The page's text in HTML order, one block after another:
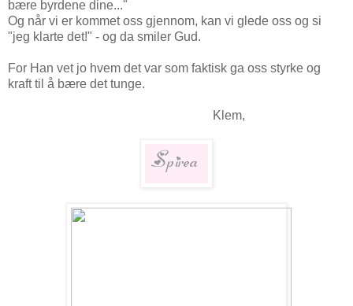
bære byrdene dine..."
Og når vi er kommet oss gjennom, kan vi glede oss og si
"jeg klarte det!" - og da smiler Gud.
For Han vet jo hvem det var som faktisk ga oss styrke og
kraft til å bære det tunge.
Klem,